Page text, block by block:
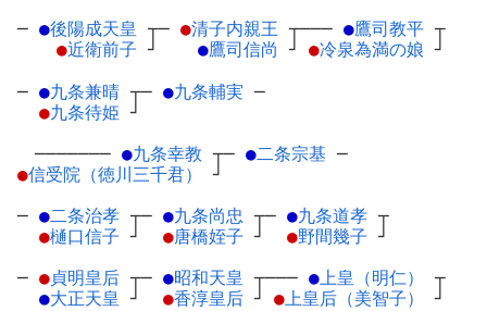
─ ●後陽成天皇 ┬
●近衛前子 ┘
─ ●清子内親王 ┬
●鷹司信尚 ┘
─── ●鷹司教平 ┬
●冷泉為満の娘 ┘
─ ●九条兼晴 ┬
●九条待姫 ┘
─ ●九条輔実 ─
─────── ●九条幸教 ┬
●信受院（徳川三千君） ┘
─ ●二条宗基 ─
─ ●二条治孝 ┬
●樋口信子 ┘
─ ●九条尚忠 ┬
●唐橋姪子 ┘
─ ●九条道孝 ┬
●野間幾子 ┘
─ ●貞明皇后 ┬
●大正天皇 ┘
─ ●昭和天皇 ┬
●香淳皇后 ┘
─── ●上皇（明仁）
┬
●上皇后（美智子） ┘